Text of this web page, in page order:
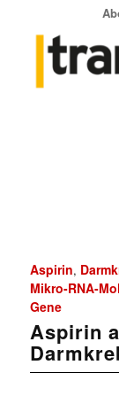
Aspirin,
Mikro-RNA-
Gene
Aspirin